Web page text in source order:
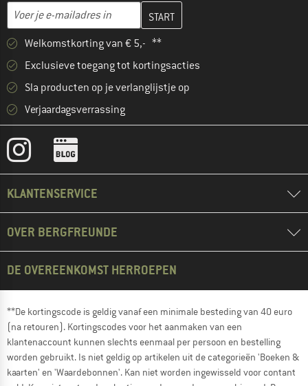
E-mailadres
Vul je e-mailadres hier in en maak in de volgende stap je
Welkomstkorting van € 5,- **
Exclusieve toegang tot kortingsacties
Sla producten op je verlanglijstje op
Verjaardagsverrassing
KLANTENSERVICE
OVER BERGFREUNDE
DE OVEREENKOMST HERROEPEN
**De kortingscode is geldig vanaf een minimale besteding van 40 euro
(na retouren). Kortingscodes voor het aanmaken van een
klantenaccount kunnen slechts eenmaal per persoon en bestelling
worden gebruikt. Is niet geldig op artikelen uit de categorieën 'Boeken &
kaarten' en 'Waardebonnen'. Kan niet worden ingewisseld voor contant